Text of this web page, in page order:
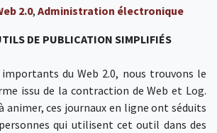
2.0, Administration électronique
DE PUBLICATION SIMPLIFIÉS
du Web 2.0, nous trouvons le
issu de la contraction de Web et Log.
animer, ces journaux en ligne ont séduits
qui utilisent cet outil dans des